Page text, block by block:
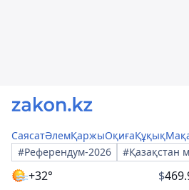
СаясатӘлемҚаржыОқиғаҚұқық
#Референдум-2026
#Қазақстан
+32° $